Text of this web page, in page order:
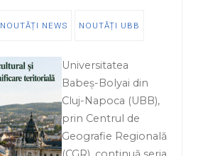
NOUTĂȚI NEWS NOUTĂȚI UBB
Universitatea
Babeș-Bolyai din
Cluj-Napoca (UBB),
prin Centrul de
Geografie Regională